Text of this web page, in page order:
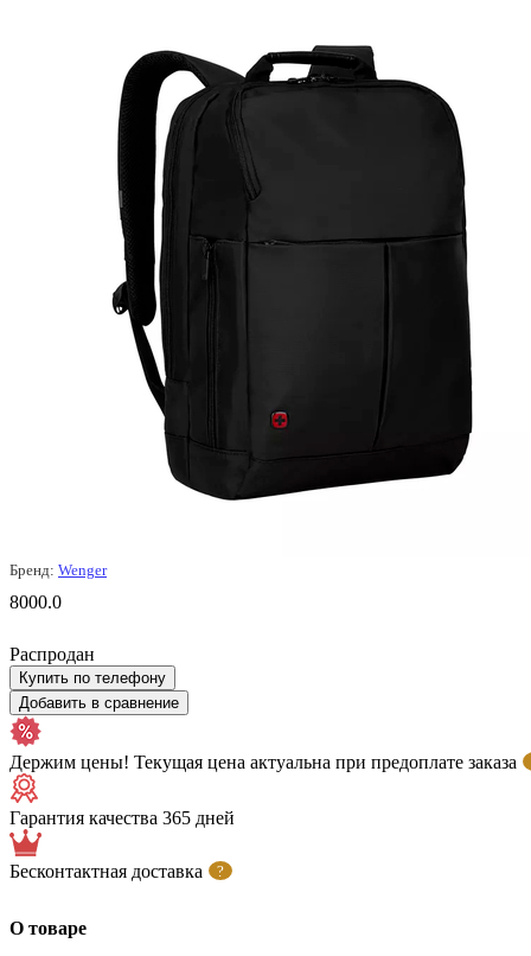
Бренд: Wenger
8000.0
Распродан
Купить по телефону
Добавить в сравнение
Держим цены! Текущая цена актуальна при предоплате заказа
Гарантия качества 365 дней
Бесконтактная доставка ?
О товаре